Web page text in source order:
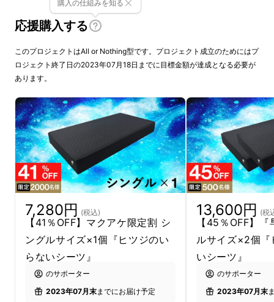
『ヒツジのいらないシーツ-アイス・ブレイ
フィット」し、 「ひんや〜り×さらさらから生
まれる新感覚の肌触り」
であつ〜い夏を乗り越
です！
応援購入する
購入の仕組みを知る
このプロジェクトはAll or Nothing型です。プロジェクト成立のためにはプ
ロジェクト終了日の2023年07月18日までに目標金額が達成となる必要が
あります。
7,280円 (税込)
【41％OFF】マクアケ限定割 シ
ングルサイズ×1個『ヒツジのい
らないシーツ』
のサポーター
2023年07月末までにお届け予定
13,600円 (税
【45％OFF】
ルサイズ×2個『
いシーツ』
のサポーター
2023年07月末